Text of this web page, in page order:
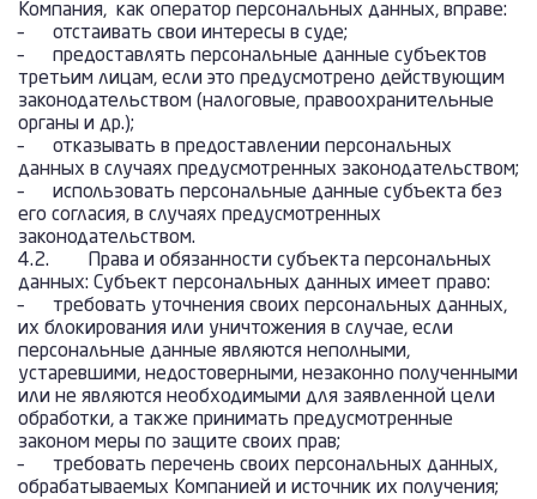
Компания, как оператор персональных данных, вправе:
– отстаивать свои интересы в суде;
– предоставлять персональные данные субъектов
третьим лицам, если это предусмотрено действующим
законодательством (налоговые, правоохранительные
органы и др.);
– отказывать в предоставлении персональных
данных в случаях предусмотренных законодательством;
– использовать персональные данные субъекта без
его согласия, в случаях предусмотренных
законодательством.
4.2. Права и обязанности субъекта персональных
данных: Субъект персональных данных имеет право:
– требовать уточнения своих персональных данных,
их блокирования или уничтожения в случае, если
персональные данные являются неполными,
устаревшими, недостоверными, незаконно полученными
или не являются необходимыми для заявленной цели
обработки, а также принимать предусмотренные
законом меры по защите своих прав;
– требовать перечень своих персональных данных,
обрабатываемых Компанией и источник их получения;